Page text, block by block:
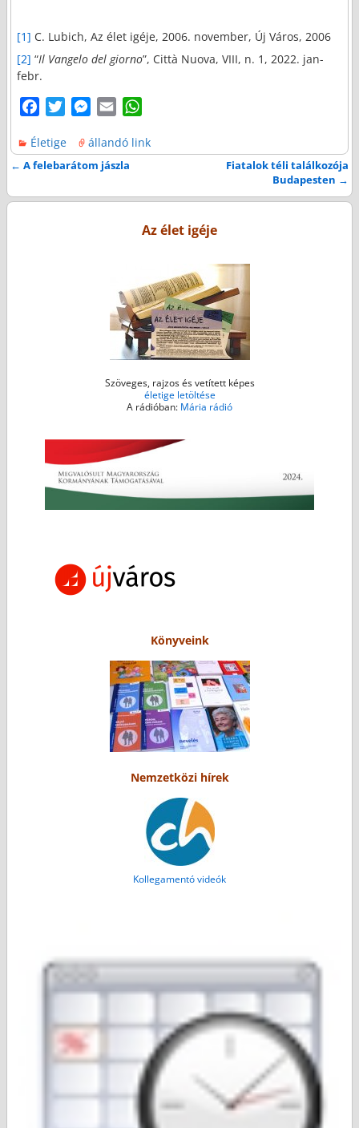
[1] C. Lubich, Az élet igéje, 2006. november, Új Város, 2006
[2] “Il Vangelo del giorno”, Città Nuova, VIII, n. 1, 2022. jan-
febr.
c
e
o
i
t
e
M
s
s
n
a
i
a
A
p
p
Életige állandó link
← A felebarátom jászla
Fiatalok téli találkozója
Budapesten →
Az élet igéje
Szöveges, rajzos és vetített képes
életige letöltése
A rádióban: Mária rádió
Könyveink
Nemzetközi hírek
Kollegamentó videók